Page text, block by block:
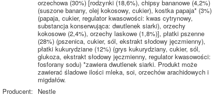
orzechowa (30%) [rodzynki (18,6%), chipsy bananowe (4,2%)
(suszone banany, olej kokosowy, cukier), kostka papaja* (3%)
(papaja, cukier, regulator kwasowości: kwas cytrynowy,
substancja konserwująca: dwutlenek siarki), orzechy
kokosowe (2,4%), orzechy laskowe (1,8%)], płatki pszenne
(28%) (pszenica, cukier, sól, ekstrakt słodowy jęczmienny),
płatki kukurydziane (12%) (grys kukurydziany, cukier, sól,
glukoza, ekstrakt słodowy jęczmienny, regulator kwasowości:
fosforany sodu) *zawiera dwutlenek siarki. Produkt może
zawierać śladowe ilości mleka, soi, orzechów arachidowych i
migdałów.
Producent:
Nestle